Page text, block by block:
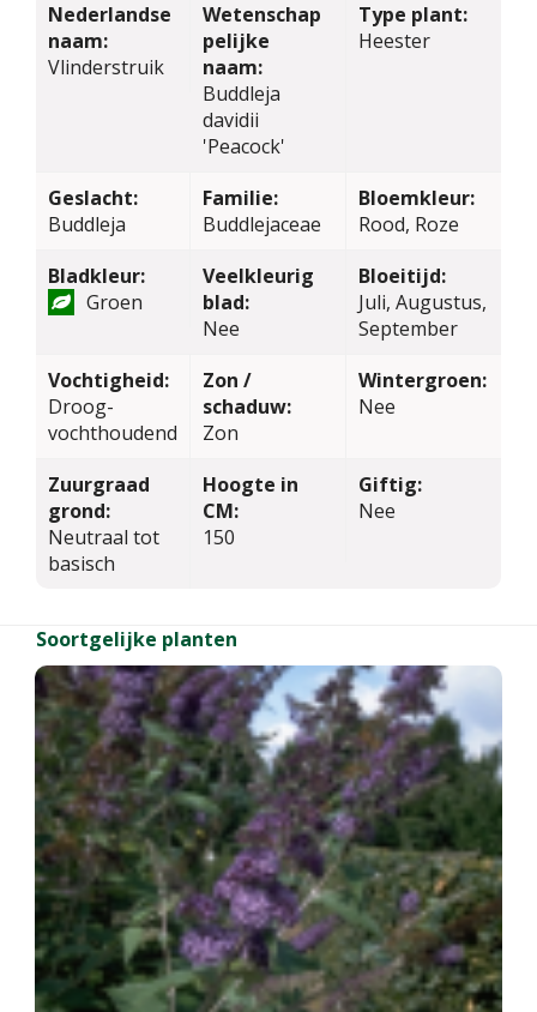
Nederlandse
naam:
Vlinderstruik
Wetenschap
pelijke
naam:
Buddleja
davidii
'Peacock'
Type plant:
Heester
Geslacht:
Buddleja
Familie:
Buddlejaceae
Bloemkleur:
Rood, Roze
Bladkleur:
Groen
Veelkleurig
blad:
Nee
Bloeitijd:
Juli, Augustus,
September
Vochtigheid:
Droog-
vochthoudend
Zon /
schaduw:
Zon
Wintergroen:
Nee
Zuurgraad
grond:
Neutraal tot
basisch
Hoogte in
CM:
150
Giftig:
Nee
Soortgelijke planten